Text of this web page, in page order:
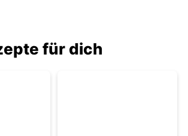
für dich